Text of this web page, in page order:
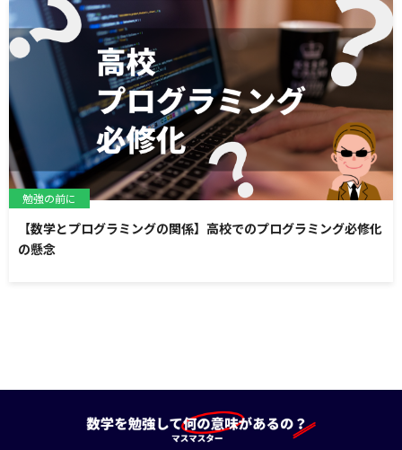
【数学とプログラミングの関係】高校でのプログラミング必修化
の懸念
勉強の前に